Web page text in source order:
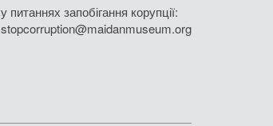
у питаннях запобігання корупції:
stopcorruption@maidanmuseum.org